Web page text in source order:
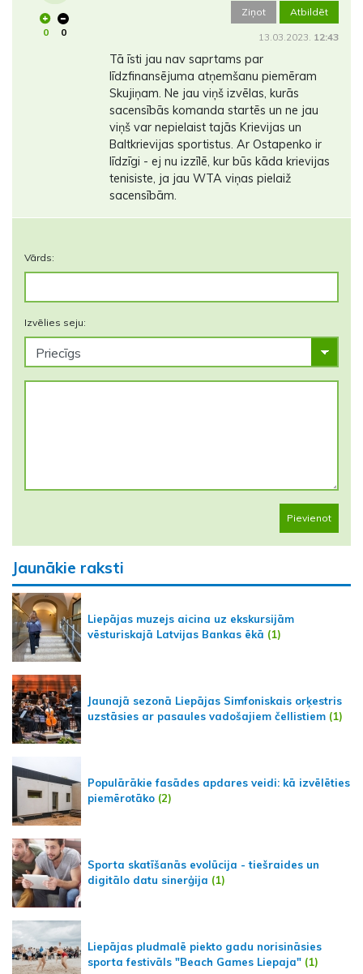
0 0
Ziņot Atbildēt
13.03.2023. 12:43
Tā īsti jau nav saprtams par
līdzfinansējuma atņemšanu piemēram
Skujiņam. Ne jau viņš izvēlas, kurās
sacensībās komanda startēs un ne jau
viņš var nepielaist tajās Krievijas un
Baltkrievijas sportistus. Ar Ostapenko ir
līdzīgi - ej nu izzīlē, kur būs kāda krievijas
tenisiste, ja jau WTA viņas pielaiž
sacensībām.
Vārds:
Izvēlies seju:
Pievienot
Jaunākie raksti
Liepājas muzejs aicina uz ekskursijām
vēsturiskajā Latvijas Bankas ēkā (1)
Jaunajā sezonā Liepājas Simfoniskais orķestris
uzstāsies ar pasaules vadošajiem čellistiem (1)
Populārākie fasādes apdares veidi: kā izvēlēties
piemērotāko (2)
Sporta skatīšanās evolūcija - tiešraides un
digitālo datu sinerģija (1)
Liepājas pludmalē piekto gadu norisināsies
sporta festivāls "Beach Games Liepaja" (1)